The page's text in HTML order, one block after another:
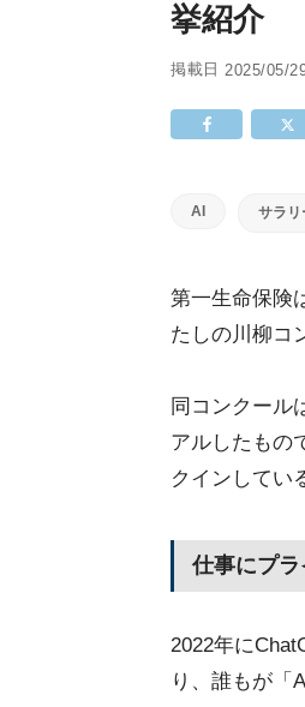
挙紹介
掲載日 2025/05/
AI サラリ
第一生命保険
たしの川柳コ
同コンクール
アルしたもの
クインしてい
仕事にプ
2022年に
り、誰もが「